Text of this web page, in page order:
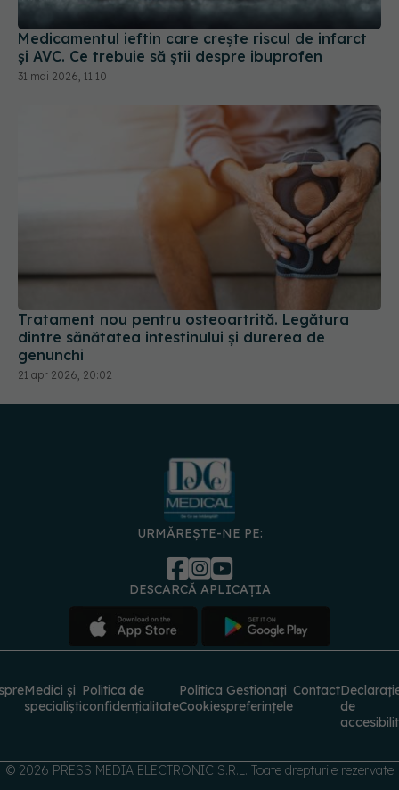
Medicamentul ieftin care crește riscul de infarct
și AVC. Ce trebuie să știi despre ibuprofen
31 mai 2026, 11:10
Tratament nou pentru osteoartrită. Legătura
dintre sănătatea intestinului și durerea de
genunchi
21 apr 2026, 20:02
URMĂREȘTE-NE PE:
DESCARCĂ APLICAȚIA
Medici și
specialiști
Politica de
confidențialitate
Politica
Cookies
Gestionați
preferințele
Contact
de
© 2026 PRESS MEDIA ELECTRONIC S.R.L. Toate drepturile rezervate